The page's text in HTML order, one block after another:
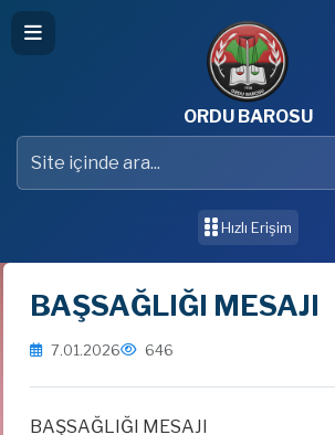
ORDU BAROSU
Site içinde ara
Hızlı Erişim
BAŞSAĞLIĞI MESAJI
7.01.2026 646
BAŞSAĞLIĞI MESAJI